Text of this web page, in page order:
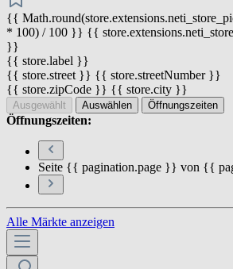
{{
* 100) / 100 }} {{
}}
{{ store.label }}
{{ store.street }} {{ store.streetNumber }}
{{ store.zipCode }} {{ store.city }}
Ausgewählt Auswählen Öffnungszeiten
Öffnungszeiten:
Seite {{ pagination.page }} von {{
Alle Märkte anzeigen